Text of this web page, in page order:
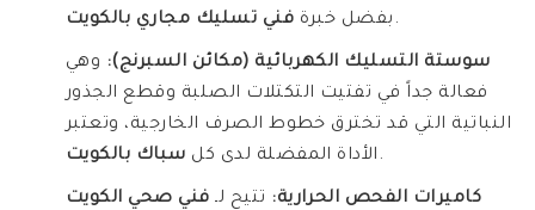
بفضل خبرة فني تسليك مجاري بالكويت .
سوستة التسليك الكهربائية (مكائن السبرنج): وهي
فعالة جداً في تفتيت التكتلات الصلبة وقطع الجذور
النباتية التي قد تخترق خطوط الصرف الخارجية، وتعتبر
الأداة المفضلة لدى كل سباك بالكويت .
كاميرات الفحص الحرارية: تتيح لـ فني صحي الكويت